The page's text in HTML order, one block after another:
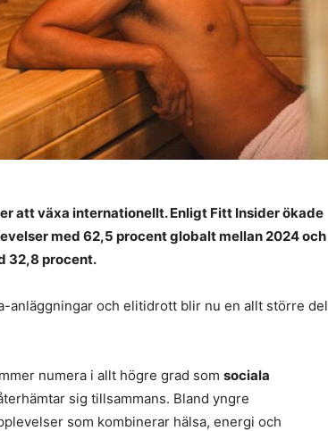
att växa internationellt. Enligt Fitt Insider ökade
med 62,5 procent globalt mellan 2024 och
32,8 procent.
anläggningar och elitidrott blir nu en allt större del
numera i allt högre grad som sociala
sig tillsammans. Bland yngre
som kombinerar hälsa, energi och